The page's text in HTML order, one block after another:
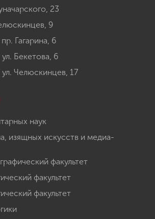
23
9
Гагарина, 6
Бекетова, 6
Челюскинцев, 17
наук
изящных искусств и медиа-
факультет
факультет
факультет